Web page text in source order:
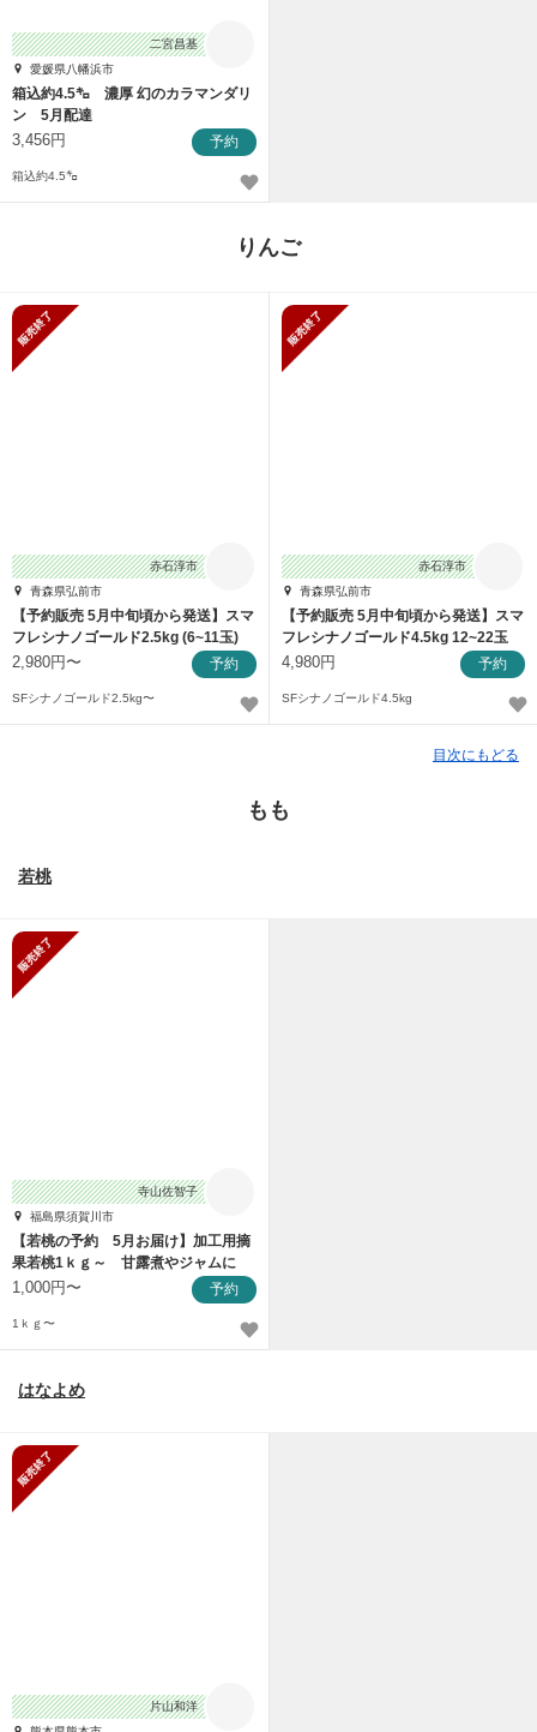
二宮昌基
愛媛県八幡浜市
箱込約4.5㌔ 濃厚 幻のカラマンダリ
ン 5月配達
3,456円 予約
箱込約4.5㌔
りんご
赤石淳市
青森県弘前市
【予約販売 5月中旬頃から発送】スマ
フレシナノゴールド2.5kg (6~11玉)
2,980円〜 予約
SFシナノゴールド2.5kg〜
赤石淳市
青森県弘前市
【予約販売 5月中旬頃から発送】スマ
フレシナノゴールド4.5kg 12~22玉
4,980円 予約
SFシナノゴールド4.5kg
目次にもどる
もも
若桃
寺山佐智子
福島県須賀川市
【若桃の予約 5月お届け】加工用摘
果若桃1ｋｇ～ 甘露煮やジャムに
福島のもも
1,000円〜 予約
1ｋｇ〜
はなよめ
片山和洋